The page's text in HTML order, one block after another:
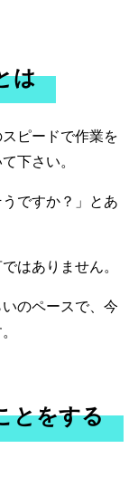
は
ピードで作業を
下さい。
ですか？」とあ
はありません。
のペースで、今
とをする